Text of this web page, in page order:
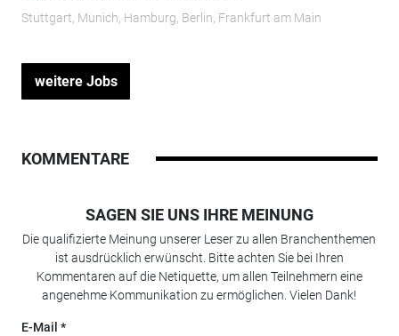
Stuttgart, Munich, Hamburg, Berlin, Frankfurt am Main
weitere Jobs
KOMMENTARE
SAGEN SIE UNS IHRE MEINUNG
Die qualifizierte Meinung unserer Leser zu allen Branchenthemen
ist ausdrücklich erwünscht. Bitte achten Sie bei Ihren
Kommentaren auf die Netiquette, um allen Teilnehmern eine
angenehme Kommunikation zu ermöglichen. Vielen Dank!
E-Mail